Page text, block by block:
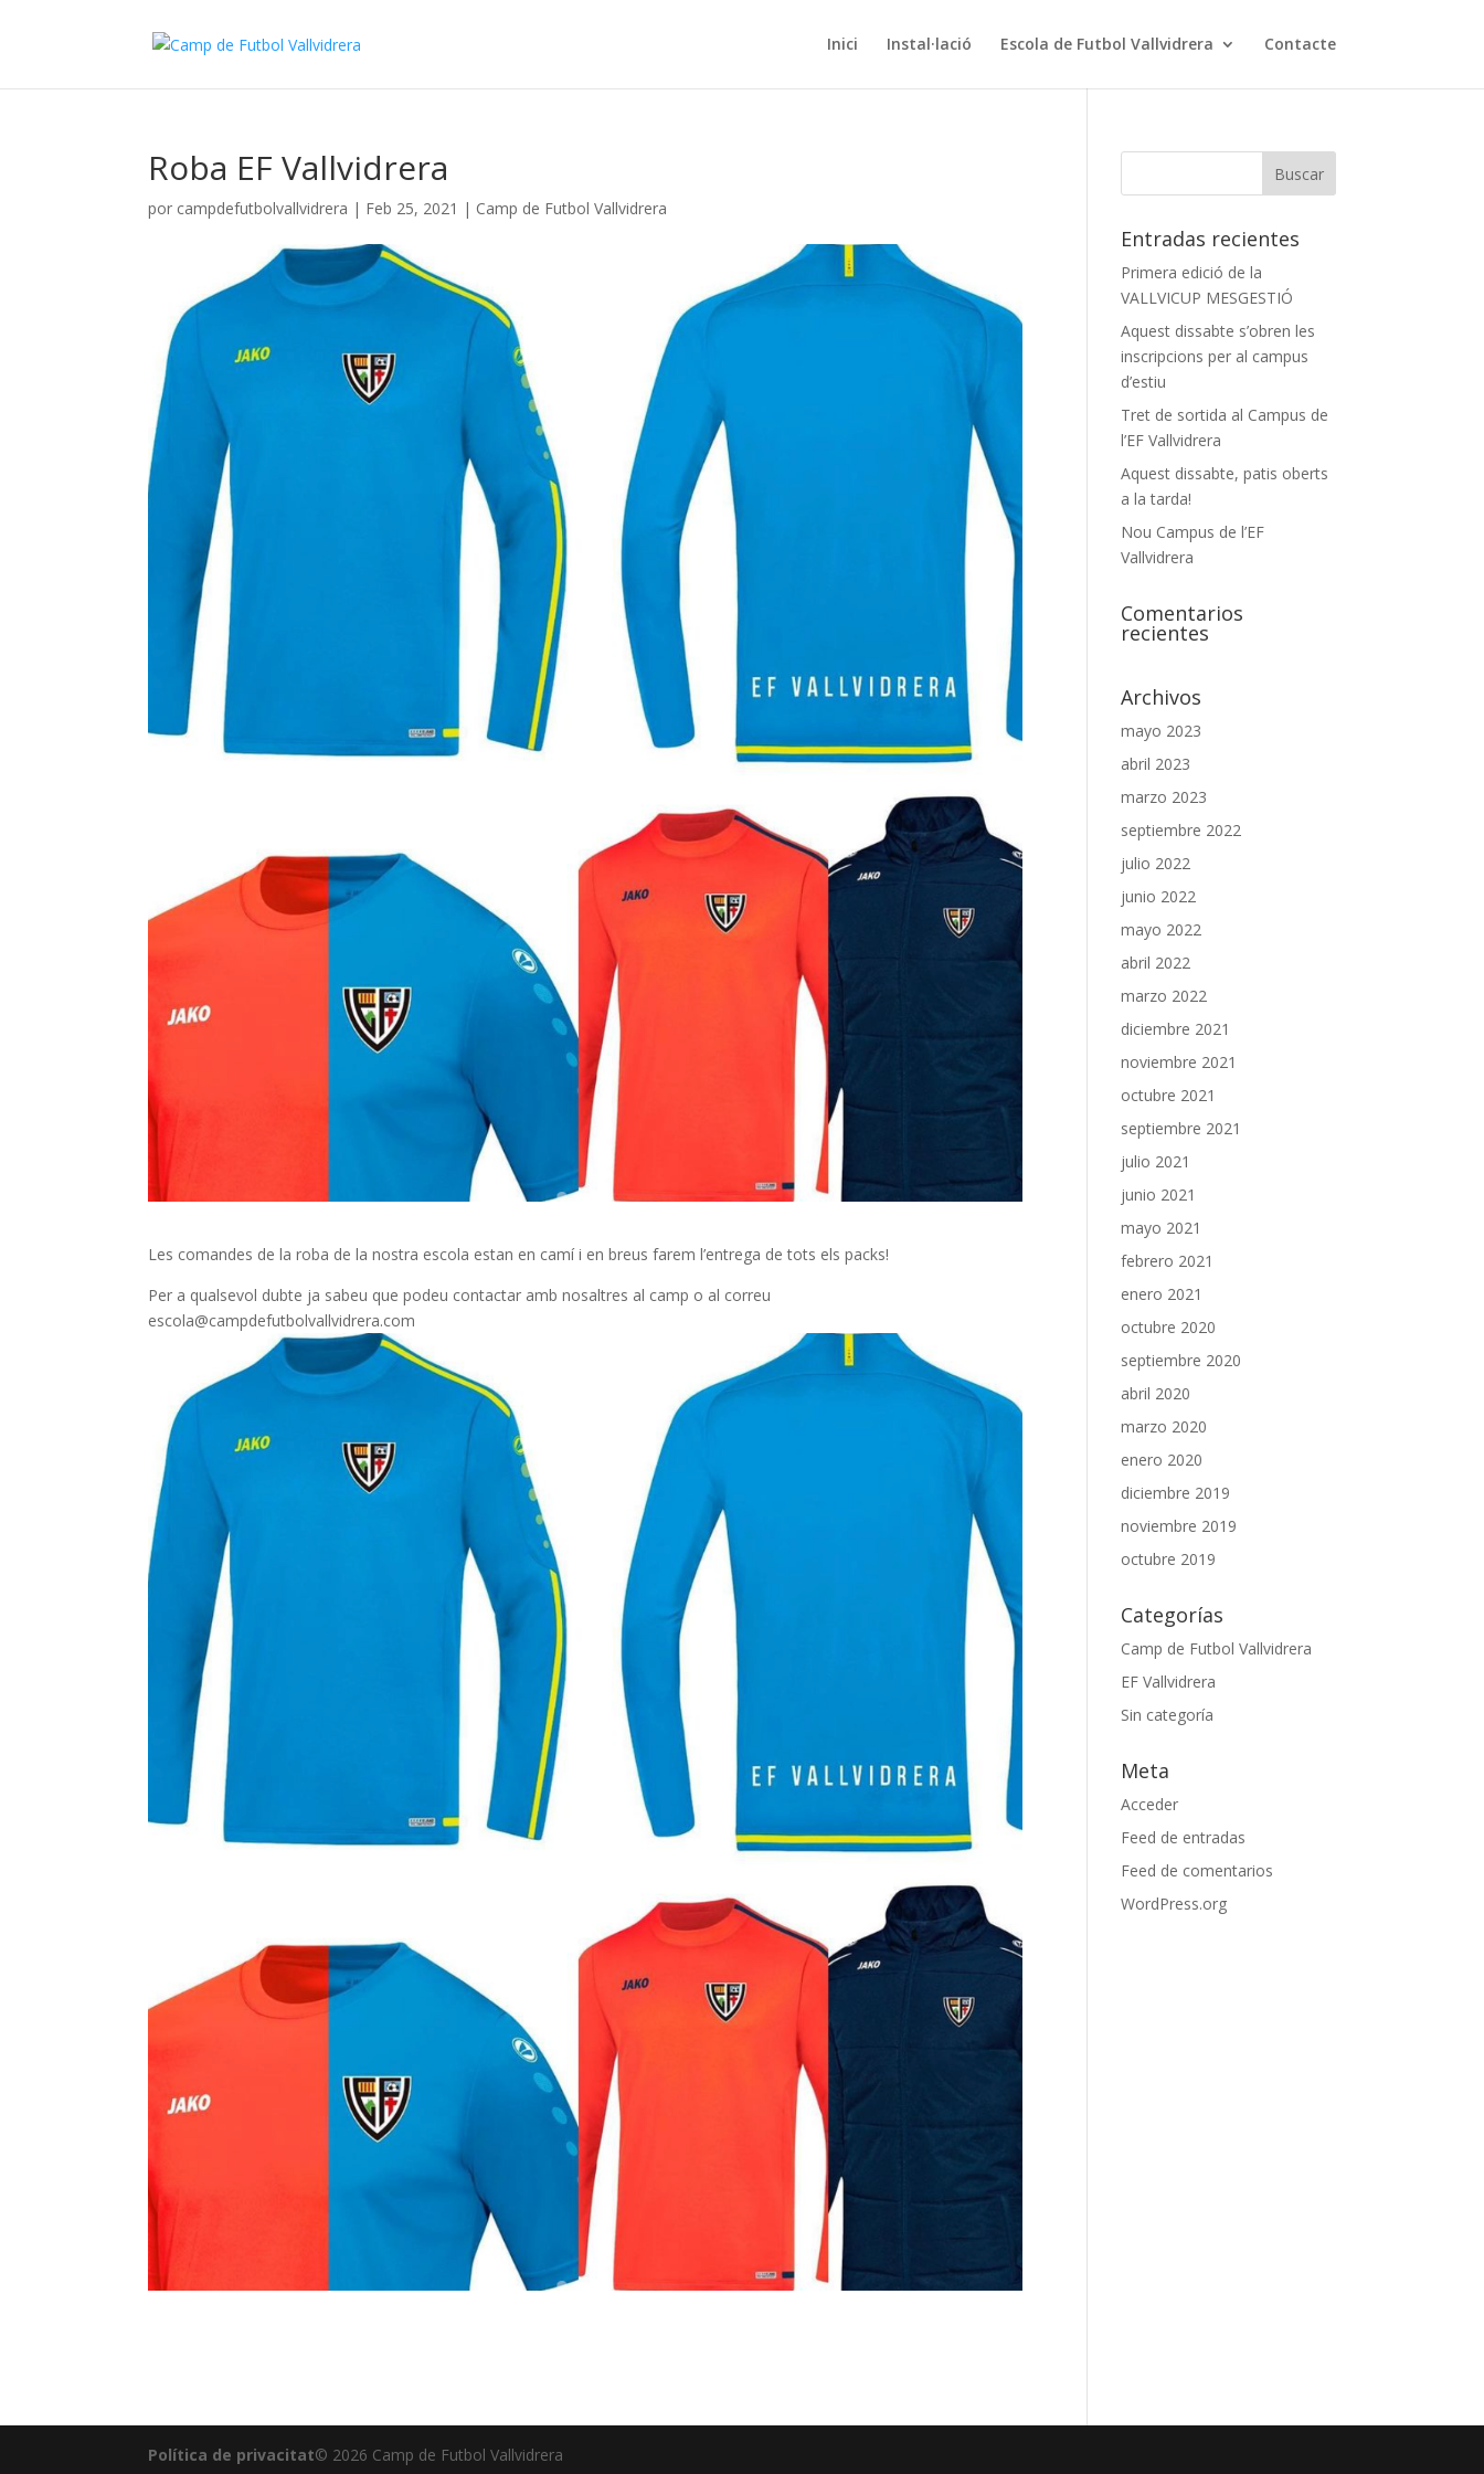
Inici Instal·lació Escola de Futbol Vallvidrera Contacte
Roba EF Vallvidrera
por campdefutbolvallvidrera | Feb 25, 2021 | Camp de Futbol Vallvidrera
Les comandes de la roba de la nostra escola estan en camí i en breus farem l’entrega de tots els packs!
Per a qualsevol dubte ja sabeu que podeu contactar amb nosaltres al camp o al correu
escola@campdefutbolvallvidrera.com
Entradas recientes
Primera edició de la
VALLVICUP MESGESTIÓ
Aquest dissabte s’obren les
inscripcions per al campus
d’estiu
Tret de sortida al Campus de
l’EF Vallvidrera
Aquest dissabte, patis oberts
a la tarda!
Nou Campus de l’EF
Vallvidrera
Comentarios
recientes
Archivos
mayo 2023
abril 2023
marzo 2023
septiembre 2022
julio 2022
junio 2022
mayo 2022
abril 2022
marzo 2022
diciembre 2021
noviembre 2021
octubre 2021
septiembre 2021
julio 2021
junio 2021
mayo 2021
febrero 2021
enero 2021
octubre 2020
septiembre 2020
abril 2020
marzo 2020
enero 2020
diciembre 2019
noviembre 2019
octubre 2019
Categorías
Camp de Futbol Vallvidrera
EF Vallvidrera
Sin categoría
Meta
Acceder
Feed de entradas
Feed de comentarios
WordPress.org
Política de privacitat© 2026 Camp de Futbol Vallvidrera